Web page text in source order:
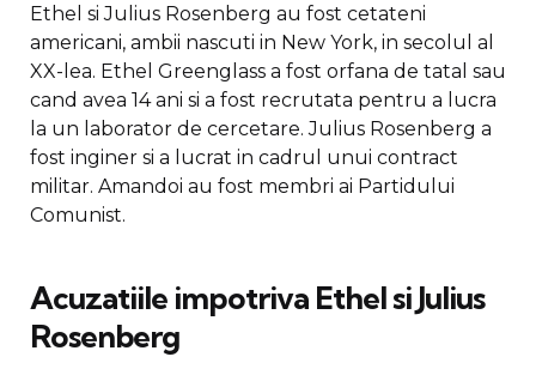
Ethel si Julius Rosenberg au fost cetateni
americani, ambii nascuti in New York, in secolul al
XX-lea. Ethel Greenglass a fost orfana de tatal sau
cand avea 14 ani si a fost recrutata pentru a lucra
la un laborator de cercetare. Julius Rosenberg a
fost inginer si a lucrat in cadrul unui contract
militar. Amandoi au fost membri ai Partidului
Comunist.
Acuzatiile impotriva Ethel si Julius
Rosenberg